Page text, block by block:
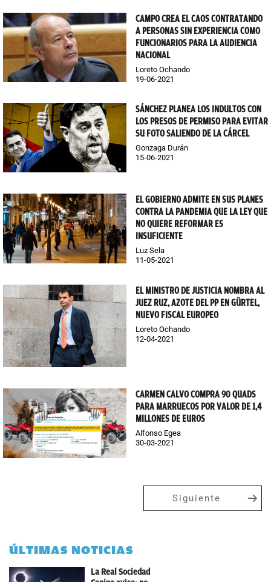
CAMPO CREA EL CAOS CONTRATANDO
A PERSONAS SIN EXPERIENCIA COMO
FUNCIONARIOS PARA LA AUDIENCIA
NACIONAL
Loreto Ochando
19-06-2021
SÁNCHEZ PLANEA LOS INDULTOS CON
LOS PRESOS DE PERMISO PARA EVITAR
SU FOTO SALIENDO DE LA CÁRCEL
Gonzaga Durán
15-06-2021
EL GOBIERNO ADMITE EN SUS PLANES
CONTRA LA PANDEMIA QUE LA LEY QUE
NO QUIERE REFORMAR ES
INSUFICIENTE
Luz Sela
11-05-2021
EL MINISTRO DE JUSTICIA NOMBRA AL
JUEZ RUZ, AZOTE DEL PP EN GÜRTEL,
NUEVO FISCAL EUROPEO
Loreto Ochando
12-04-2021
CARMEN CALVO COMPRA 90 QUADS
PARA MARRUECOS POR VALOR DE 1,4
MILLONES DE EUROS
Alfonso Egea
30-03-2021
Siguiente
ÚLTIMAS NOTICIAS
La Real Sociedad